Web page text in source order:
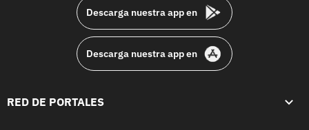
Descarga nuestra app en
Descarga nuestra app en
RED DE PORTALES